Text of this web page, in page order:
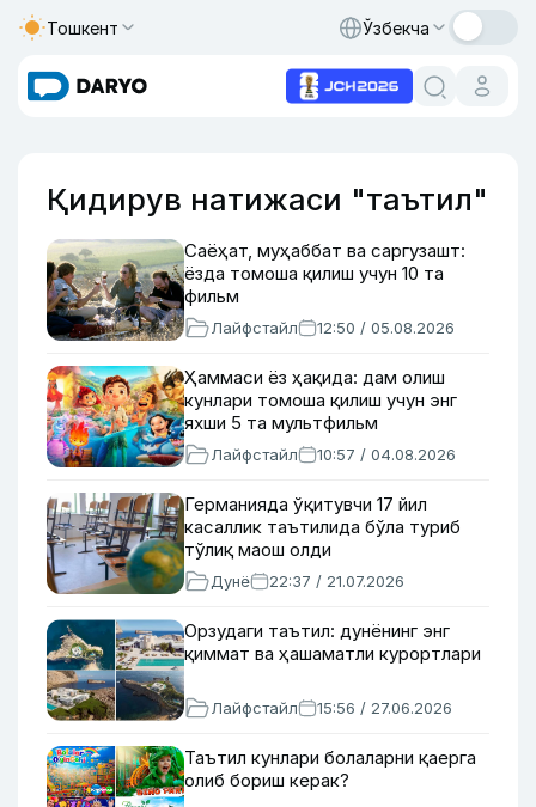
Тошкент Ўзбекча
Қидирув натижаси "таътил"
Саёҳат, муҳаббат ва саргузашт:
ёзда томоша қилиш учун 10 та
фильм
Лайфстайл 12:50 / 05.08.2026
Ҳаммаси ёз ҳақида: дам олиш
кунлари томоша қилиш учун энг
яхши 5 та мультфильм
Лайфстайл 10:57 / 04.08.2026
Германияда ўқитувчи 17 йил
касаллик таътилида бўла туриб
тўлиқ маош олди
Дунё 22:37 / 21.07.2026
Орзудаги таътил: дунёнинг энг
қиммат ва ҳашаматли курортлари
Лайфстайл 15:56 / 27.06.2026
Таътил кунлари болаларни қаерга
олиб бориш керак?